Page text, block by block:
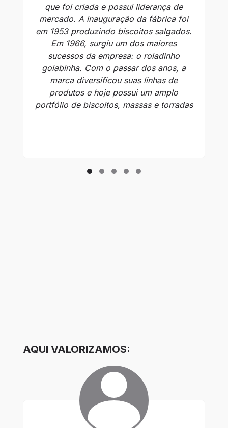
que foi criada e possui liderança de
mercado. A inauguração da fábrica foi
em 1953 produzindo biscoitos salgados.
Em 1966, surgiu um dos maiores
sucessos da empresa: o roladinho
goiabinha. Com o passar dos anos, a
marca diversificou suas linhas de
produtos e hoje possui um amplo
portfólio de biscoitos, massas e torradas
AQUI VALORIZAMOS: